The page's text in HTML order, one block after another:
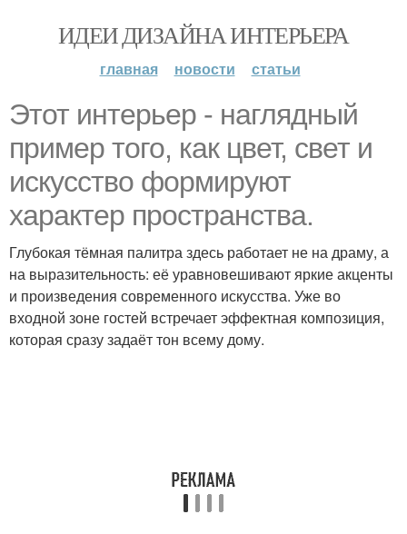
ИДЕИ ДИЗАЙНА ИНТЕРЬЕРА
главная новости статьи
Этот интерьер - наглядный
пример того, как цвет, свет и
искусство формируют
характер пространства.
Глубокая тёмная палитра здесь работает не на драму, а
на выразительность: её уравновешивают яркие акценты
и произведения современного искусства. Уже во
входной зоне гостей встречает эффектная композиция,
которая сразу задаёт тон всему дому.